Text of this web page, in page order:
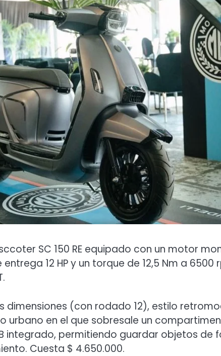
SC 150 RE equipado con un motor
12 HP y un torque de 12,5 Nm a 6500
dimensiones (con rodado 12), estilo
urbano en el que sobresale un
integrado, permitiendo guardar objetos de
Cuesta $ 4.650.000.